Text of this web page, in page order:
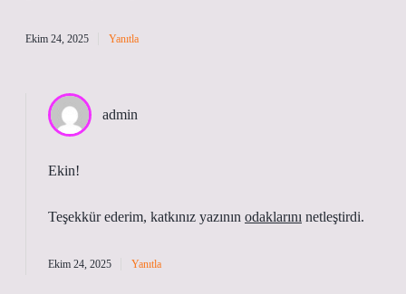
Ekim 24, 2025 Yanıtla
admin
Ekin!
Teşekkür ederim, katkınız yazının odaklarını netleştirdi.
Ekim 24, 2025 Yanıtla